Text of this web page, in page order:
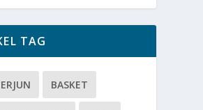
TAG
BASKET